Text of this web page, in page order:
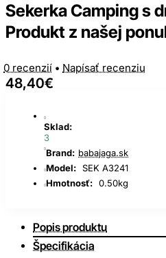
Sekerka Camping s
Produkt z našej
0 recenzií • Napísať recenziu
48,40€
Sklad:
3
Brand: babajaga.sk
Model: SEK A3241
Hmotnosť: 0.50kg
Popis produktu
Špecifikácia